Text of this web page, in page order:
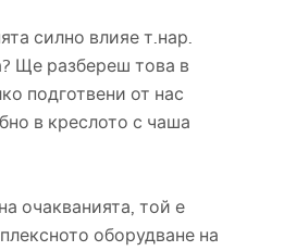
силно влияе т.нар.
Ще разбереш това в
подготвени от нас
в креслото с чаша
очакванията, той е
оборудване на